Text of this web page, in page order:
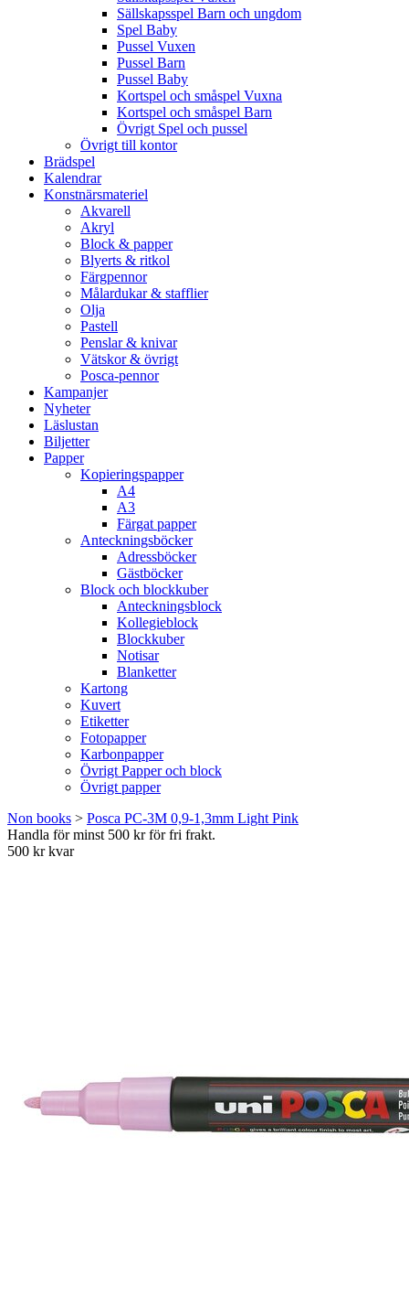
Sällskapsspel Barn och ungdom
Spel Baby
Pussel Vuxen
Pussel Barn
Pussel Baby
Kortspel och småspel Vuxna
Kortspel och småspel Barn
Övrigt Spel och pussel
Övrigt till kontor
Brädspel
Kalendrar
Konstnärsmateriel
Akvarell
Akryl
Block & papper
Blyerts & ritkol
Färgpennor
Målardukar & stafflier
Olja
Pastell
Penslar & knivar
Vätskor & övrigt
Posca-pennor
Kampanjer
Nyheter
Läslustan
Biljetter
Papper
Kopieringspapper
A4
A3
Färgat papper
Anteckningsböcker
Adressböcker
Gästböcker
Block och blockkuber
Anteckningsblock
Kollegieblock
Blockkuber
Notisar
Blanketter
Kartong
Kuvert
Etiketter
Fotopapper
Karbonpapper
Övrigt Papper och block
Övrigt papper
Non books > Posca PC-3M 0,9-1,3mm Light Pink
Handla för minst 500 kr för fri frakt.
500 kr kvar